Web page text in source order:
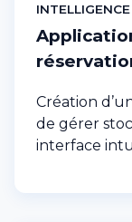
Création
de gérer
interface